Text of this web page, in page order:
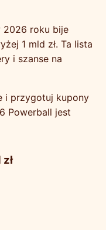
2026 roku bije
1 mld zł. Ta lista
i szanse na
i przygotuj kupony
Powerball jest